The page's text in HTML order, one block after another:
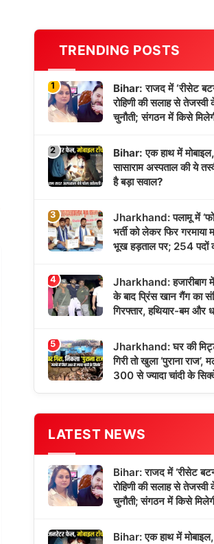
TRENDING POSTS
1
Bihar: राजद में ‘रीसेट
रोहिणी की सलाह से
चुनौती; संगठन में किसे
2
Bihar: एक हाथ में
सासाराम अस्पताल की ये
है बड़ा सवाल?
3
Jharkhand: पलामू में
भर्ती को लेकर फिर गरमाया
भूख हड़ताल पर; 254 पदों
4
Jharkhand: हजारीबाग
के बाद प्रिंस खान गैंग का
गिरफ्तार, हथियार-बम और
5
Jharkhand: घर की
गिरी तो खुला ‘पुराना राज’,
300 से ज्यादा चांदी के
LATEST NEWS
Bihar: राजद में ‘रीसेट
रोहिणी की सलाह से
चुनौती; संगठन में किसे
Bihar: एक हाथ में